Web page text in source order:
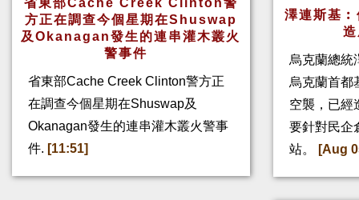
方正在調查今個星期在Shuswap
及Okanagan發生的連串灌木叢火
警事件
省東部Cache Creek Clinton警方正
在調查今個星期在Shuswap及
Okanagan發生的連串灌木叢火警事
件. [11:51]
澤連斯基
烏克蘭總統
烏克蘭首都
空襲，已經
要針對民企
站。
[Aug